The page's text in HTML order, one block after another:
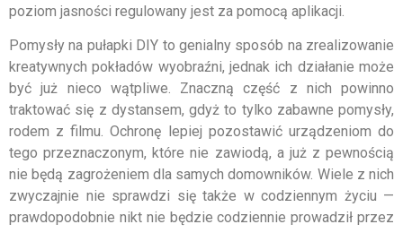
poziom jasności regulowany jest za pomocą aplikacji.
Pomysły na pułapki DIY to genialny sposób na zrealizowanie
kreatywnych pokładów wyobraźni, jednak ich działanie może
być już nieco wątpliwe. Znaczną część z nich powinno
traktować się z dystansem, gdyż to tylko zabawne pomysły,
rodem z filmu. Ochronę lepiej pozostawić urządzeniom do
tego przeznaczonym, które nie zawiodą, a już z pewnością
nie będą zagrożeniem dla samych domowników. Wiele z nich
zwyczajnie nie sprawdzi się także w codziennym życiu —
prawdopodobnie nikt nie będzie codziennie prowadził przez